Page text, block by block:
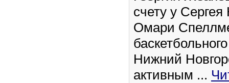
счету у
Омари
Нижний
активным ...